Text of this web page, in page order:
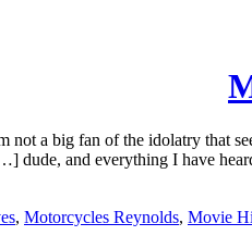
a big fan of the idolatry that
dude, and everything I have
, Motorcycles Reynolds, Movie